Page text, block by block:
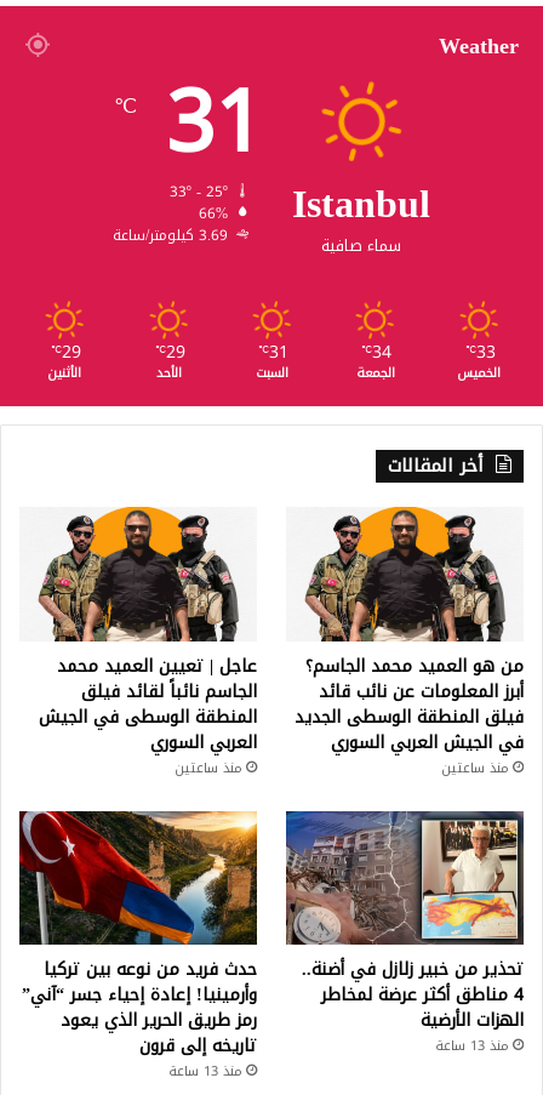
Weather
Istanbul
سماء صافية
31
℃
66%
3.69 كيلومتر/ساعة
33
℃
الخميس
34
℃
الجمعة
31
℃
السبت
29
℃
الأحد
29
℃
الأثنين
أخر المقالات
من هو العميد محمد الجاسم؟
أبرز المعلومات عن نائب قائد
فيلق المنطقة الوسطى الجديد
في الجيش العربي السوري
منذ ساعتين
عاجل | تعيين العميد محمد
الجاسم نائباً لقائد فيلق
المنطقة الوسطى في الجيش
العربي السوري
منذ ساعتين
تحذير من خبير زلازل في أضنة..
4 مناطق أكثر عرضة لمخاطر
الهزات الأرضية
منذ 13 ساعة
حدث فريد من نوعه بين تركيا
وأرمينيا! إعادة إحياء جسر “آني”
رمز طريق الحرير الذي يعود
تاريخه إلى قرون
منذ 13 ساعة